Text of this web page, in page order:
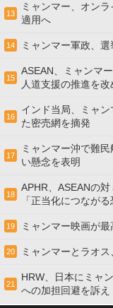
13
ミャンマー、オン
適用へ
14 ミャンマー軍政、
15
ASEAN、ミャンマ
人道支援の推進を改
16
インド当局、ミャ
た密売網を摘発
17
ミャンマー沖で難
い懸念を表明
18
APHR、ASEANの
「正当化につながる
19 ミャンマー映画が
20 ミャンマーとラオ
21
HRW、日本にミャ
への加担回避を訴え